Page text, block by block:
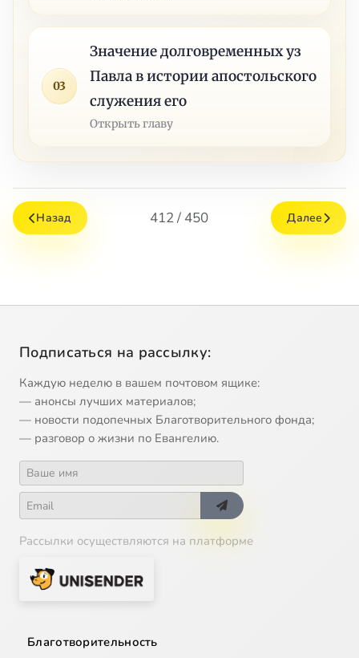
03
Значение долговременных уз
Павла в истории апостольского
служения его
Открыть главу
Назад 412 / 450 Далее
Подписаться на рассылку:
Каждую неделю в вашем почтовом ящике:
— анонсы лучших материалов;
— новости подопечных Благотворительного фонда;
— разговор о жизни по Евангелию.
Рассылки осуществляются на платформе
Благотворительность